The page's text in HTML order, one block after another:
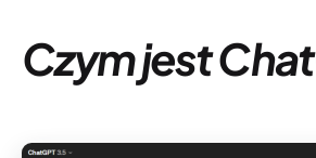
Czym jest